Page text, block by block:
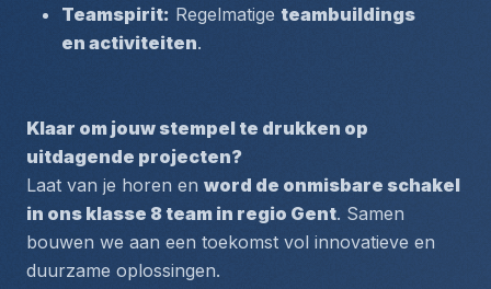
Teamspirit: Regelmatige teambuildings
en activiteiten.
Klaar om jouw stempel te drukken op
uitdagende projecten?
Laat van je horen en word de onmisbare schakel
in ons klasse 8 team in regio Gent. Samen
bouwen we aan een toekomst vol innovatieve en
duurzame oplossingen.